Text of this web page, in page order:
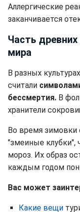
Аллергические
заканчивается
Часть
мира
В разных
считали
бессмертия. В
хранители
Во время зимовки
"змеиные клубки",
мороз. Их образ
каждым годом
Вас может
Какие вещи